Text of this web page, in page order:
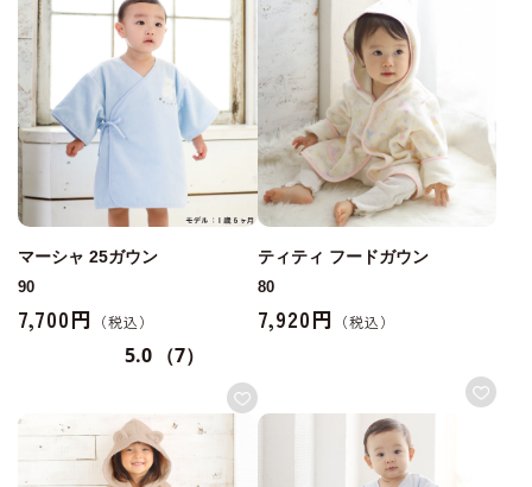
マーシャ 25ガウン
90
7,700円
5.0 （7）
ティティ フードガウン
80
7,920円